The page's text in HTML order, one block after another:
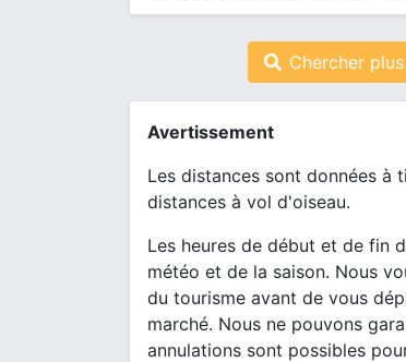
Chercher
Avertissement
Les distances sont données à
distances à vol d'oiseau.
Les heures de début et de fin
météo et de la saison. Nous
du tourisme avant de vous
marché. Nous ne pouvons
annulations sont possibles